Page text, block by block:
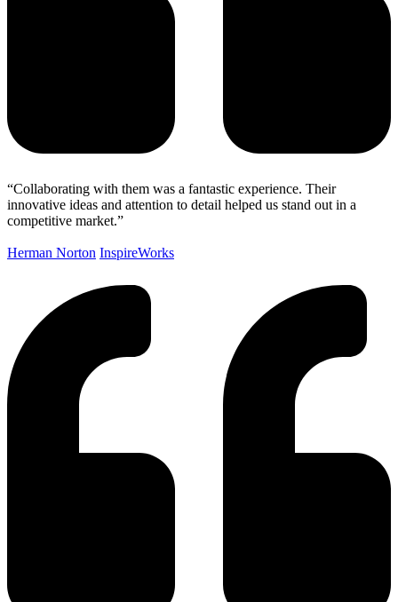
“Collaborating with them was a fantastic experience. Their
innovative ideas and attention to detail helped us stand out in a
competitive market.”
Herman Norton InspireWorks